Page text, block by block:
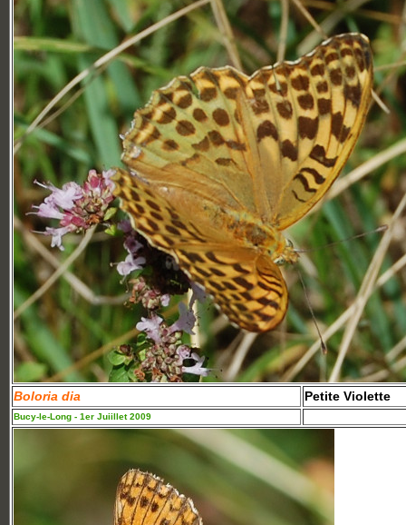
Boloria dia Petite Violette
Bucy-le-Long - 1er Juiillet 2009